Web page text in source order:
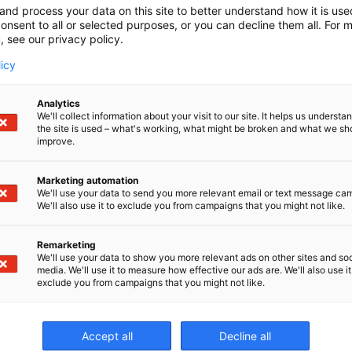
,
Uudistuvan teollisuuden
(TKI) sekä palvelumyyntiä konetekniikan,
ja monipuolinen laitekantamme
brändinimellä Arctic Sustainable
process your data on this site to better understand how it is
to all or selected purposes, or you can decline them all. For
see our privacy policy.
Analytics
We'll collect information about your visit to our site. It helps us
the site is used – what's working, what might be broken and what we
improve.
Marketing automation
We'll use your data to send you more relevant email or text message
We'll also use it to exclude you from campaigns that you might not like.
Remarketing
We'll use your data to show you more relevant ads on other sites and
media. We'll use it to measure how effective our ads are. We'll also use
exclude you from campaigns that you might not like.
Accept all Decline all